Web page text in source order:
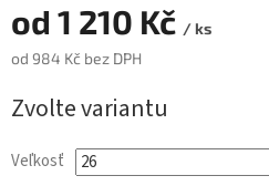
od 1 210 Kč / ks
od 984 Kč bez DPH
cena:
Zvolte variantu
Veľkosť